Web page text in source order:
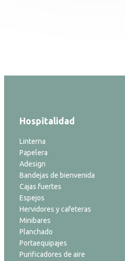
Hospitalidad
Linterna
Papelera
Adesign
Bandejas de bienvenida
Cajas fuertes
Espejos
Hervidores y cafeteras
Minibares
Planchado
Portaequipajes
Purificadores de aire